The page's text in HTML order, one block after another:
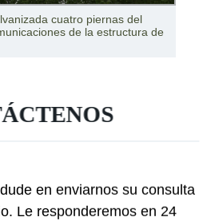
cuatro piernas del
de la estructura de
en enviarnos su consulta
Le responderemos en 24